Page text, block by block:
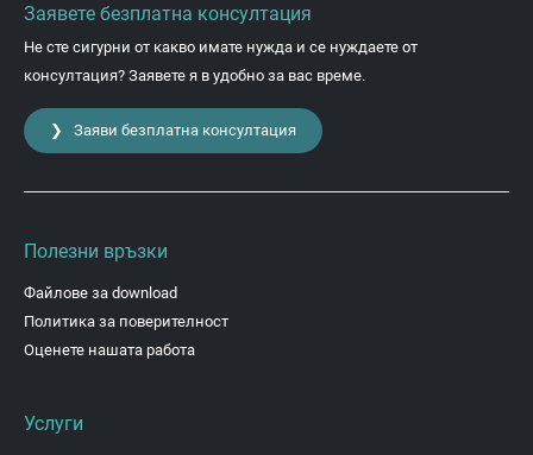
Заявете безплатна консултация
Не сте сигурни от какво имате нужда и се нуждаете от
консултация? Заявете я в удобно за вас време.
❯ Заяви безплатна консултация
Полезни връзки
Файлове за download
Политика за поверителност
Оценете нашата работа
Услуги